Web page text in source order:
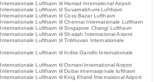
Lufthavn til Hamad International Airport
Lufthavn til Suvarnabhumi Lufthavn
Lufthavn til Coxs Bazar Lufthavn
Lufthavn til Chennai Internationale Lufthavn
Lufthavn til Singapore Changi Lufthavn
Lufthavn til Sharjah International Airport
Lufthavn til Tribhuvan Internationale
Lufthavn til Indira Gandhi Internationale
Lufthavn til Osmani International Airport
Lufthavn til Dubai internasjonale lufthavn
Lufthavn til King Khalid International Airport